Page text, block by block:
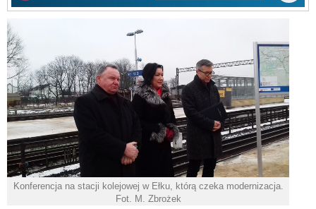
Konferencja na stacji kolejowej w Ełku, którą czeka modernizacja.
Fot. M. Zbrożek